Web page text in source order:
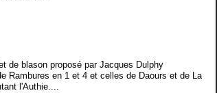
de blason proposé par Jacques Dulphy
Rambures en 1 et 4 et celles de Daours et de La
l'Authie....